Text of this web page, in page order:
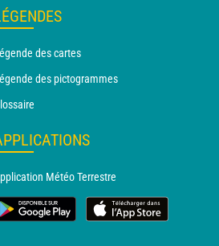
des cartes
des pictogrammes
Météo Terrestre